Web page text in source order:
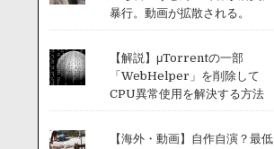
暴行。動画が拡散される。
【解説】μTorrentの一部
「WebHelper」を削除して
CPU異常使用を解決する方法
【海外・動画】自作自演？最低